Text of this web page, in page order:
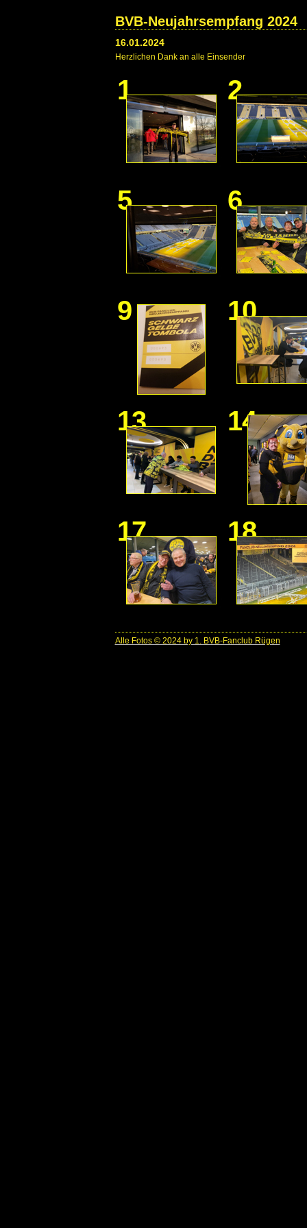
BVB-Neujahrsempfang 2024
16.01.2024
Herzlichen Dank an alle Einsender
1 2
5 6
9 10
13 14
17 18
Alle Fotos © 2024 by 1. BVB-Fanclub Rügen